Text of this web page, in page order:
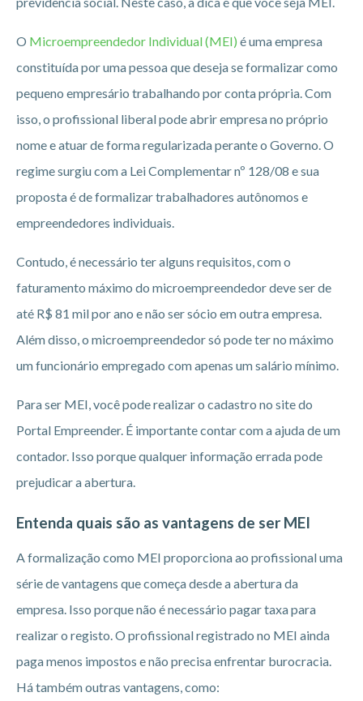
O Microempreendedor Individual (MEI) é uma empresa
constituída por uma pessoa que deseja se formalizar como
pequeno empresário trabalhando por conta própria. Com
isso, o profissional liberal pode abrir empresa no próprio
nome e atuar de forma regularizada perante o Governo. O
regime surgiu com a Lei Complementar nº 128/08 e sua
proposta é de formalizar trabalhadores autônomos e
empreendedores individuais.
Contudo, é necessário ter alguns requisitos, com o
faturamento máximo do microempreendedor deve ser de
até R$ 81 mil por ano e não ser sócio em outra empresa.
Além disso, o microempreendedor só pode ter no máximo
um funcionário empregado com apenas um salário mínimo.
Para ser MEI, você pode realizar o cadastro no site do
Portal Empreender. É importante contar com a ajuda de um
contador. Isso porque qualquer informação errada pode
prejudicar a abertura.
Entenda quais são as vantagens de ser MEI
A formalização como MEI proporciona ao profissional uma
série de vantagens que começa desde a abertura da
empresa. Isso porque não é necessário pagar taxa para
realizar o registo. O profissional registrado no MEI ainda
paga menos impostos e não precisa enfrentar burocracia.
Há também outras vantagens, como: